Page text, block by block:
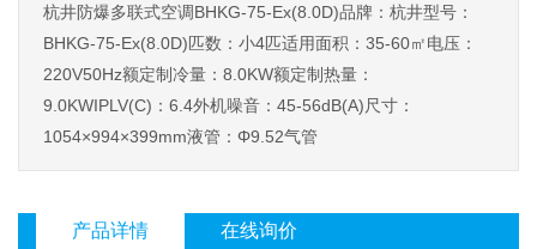
杭井防爆多联式空调BHKG-75-Ex(8.0D)品牌：杭井型号：
BHKG-75-Ex(8.0D)匹数：小4匹适用面积：35-60㎡电压：
220V50Hz额定制冷量：8.0KW额定制热量：
9.0KWIPLV(C)：6.4外机噪音：45-56dB(A)尺寸：
1054×994×399mm液管：Φ9.52气管
产品详情 在线询价